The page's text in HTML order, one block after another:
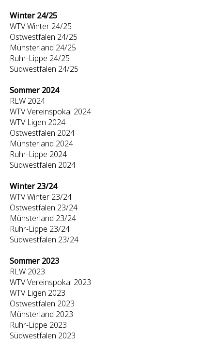
Winter 24/25
WTV Winter 24/25
Ostwestfalen 24/25
Münsterland 24/25
Ruhr-Lippe 24/25
Südwestfalen 24/25
Sommer 2024
RLW 2024
WTV Vereinspokal 2024
WTV Ligen 2024
Ostwestfalen 2024
Münsterland 2024
Ruhr-Lippe 2024
Südwestfalen 2024
Winter 23/24
WTV Winter 23/24
Ostwestfalen 23/24
Münsterland 23/24
Ruhr-Lippe 23/24
Südwestfalen 23/24
Sommer 2023
RLW 2023
WTV Vereinspokal 2023
WTV Ligen 2023
Ostwestfalen 2023
Münsterland 2023
Ruhr-Lippe 2023
Südwestfalen 2023